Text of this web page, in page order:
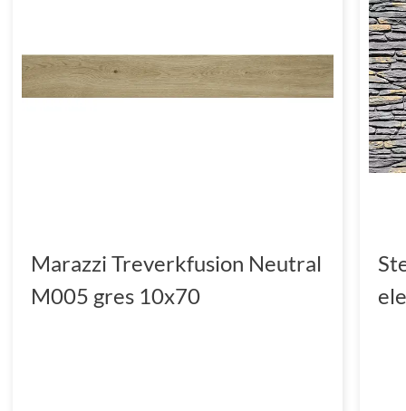
Marazzi Treverkfusion Neutral
M005 gres 10x70